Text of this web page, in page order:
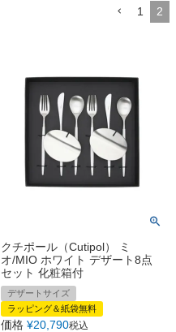
1 2
クチポール（Cutipol） ミ
オ/MIO ホワイト デザート8点
セット 化粧箱付
デザートサイズ
ラッピング＆紙袋無料
価格 ¥20,790税込